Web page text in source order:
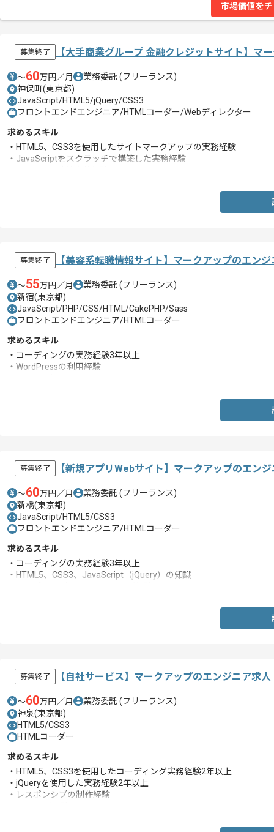
市場価値を
募集終了 【大手商業グループ 金融クレジットサイト】マ
〜60万円／月 業務委託 (フリーランス)
神保町(東京都)
JavaScript/HTML5/jQuery/CSS3
フロントエンドエンジニア/HTMLコーダー/Webディレクター
求めるスキル
・HTML5、CSS3を使用したサイトマークアップの実務経験
・JavaScriptをスクラッチで構築した実務経験
募集終了 【美容系転職情報サイト】マークアップのエン
〜55万円／月 業務委託 (フリーランス)
新宿(東京都)
JavaScript/PHP/CSS/HTML/CakePHP/Sass
フロントエンドエンジニア/HTMLコーダー
求めるスキル
・コーディングの実務経験3年以上
・WordPressの利用経験
募集終了 【新規アプリWebサイト】マークアップのエン
〜60万円／月 業務委託 (フリーランス)
新橋(東京都)
JavaScript/HTML5/CSS3
フロントエンドエンジニア/HTMLコーダー
求めるスキル
・コーディングの実務経験3年以上
・HTML5、CSS3、JavaScript（jQuery）の知識
募集終了 【自社サービス】マークアップのエンジニア求
〜60万円／月 業務委託 (フリーランス)
神泉(東京都)
HTML5/CSS3
HTMLコーダー
求めるスキル
・HTML5、CSS3を使用したコーディング実務経験2年以上
・jQueryを使用した実務経験2年以上
・レスポンシブの制作経験